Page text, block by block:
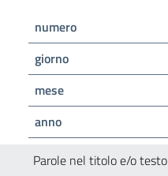
numero
giorno
mese
anno
Parole nel titolo e/o testo